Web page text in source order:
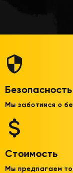
Безопасность
Мы заботимся о
Стоимость
Мы предлагаем